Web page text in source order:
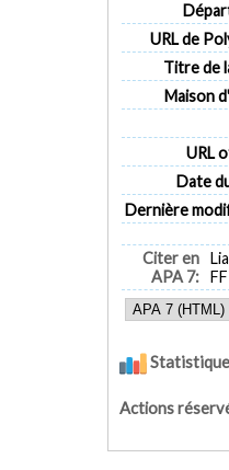
URL de
Titre de
Maison
URL
Date
Dernière
Citer en
APA 7:
Actions